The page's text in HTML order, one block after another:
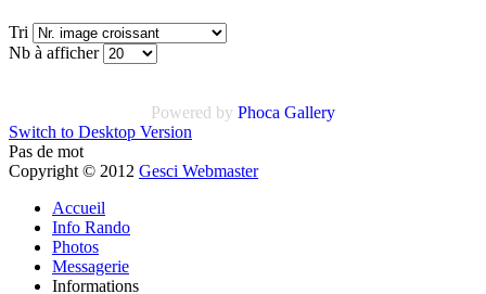
Tri
Nb à afficher
Powered by Phoca Gallery
Switch to Desktop Version
Pas de mot
Copyright © 2012 Gesci Webmaster
Accueil
Info Rando
Photos
Messagerie
Informations